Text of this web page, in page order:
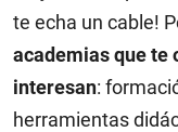
te echa un cable!
academias que te
interesan:
herramientas